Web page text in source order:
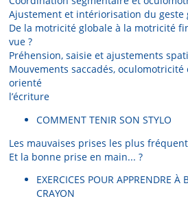
Ajustement et intériorisation du geste
De la motricité globale à la motricité
vue ?
Préhension, saisie et ajustements
Mouvements saccadés,
orienté
l’écriture
COMMENT TENIR SON STYLO
Les mauvaises prises les plus
Et la bonne prise en main... ?
EXERCICES POUR APPRENDRE À
CRAYON